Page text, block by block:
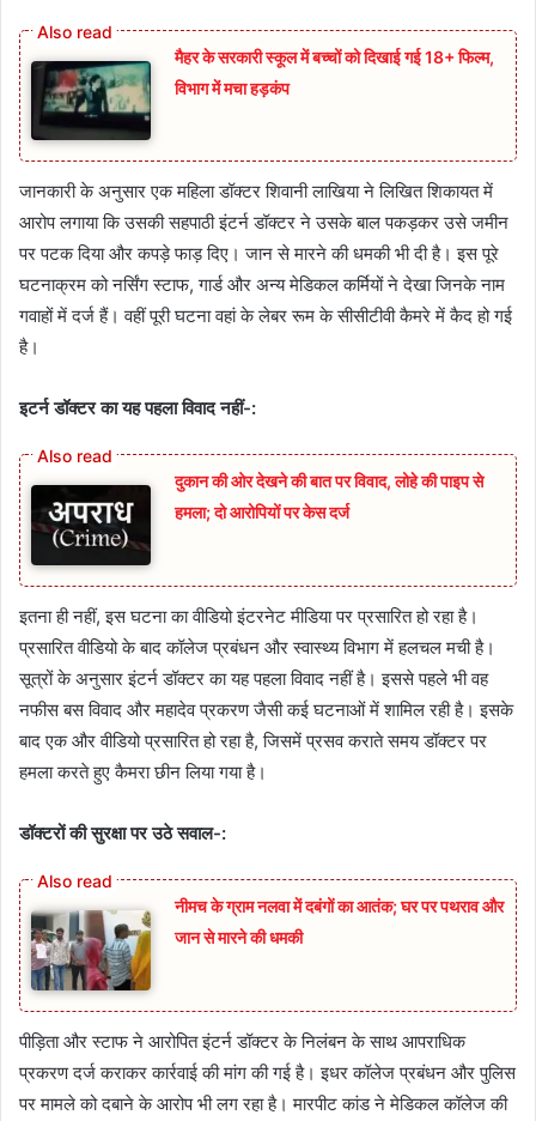
मैहर के सरकारी स्कूल में बच्चों को दिखाई गई 18+ फिल्म,
विभाग में मचा हड़कंप
जानकारी के अनुसार एक महिला डॉक्टर शिवानी लाखिया ने लिखित शिकायत में
आरोप लगाया कि उसकी सहपाठी इंटर्न डॉक्टर ने उसके बाल पकड़कर उसे जमीन
पर पटक दिया और कपड़े फाड़ दिए। जान से मारने की धमकी भी दी है। इस पूरे
घटनाक्रम को नर्सिंग स्टाफ, गार्ड और अन्य मेडिकल कर्मियों ने देखा जिनके नाम
गवाहों में दर्ज हैं। वहीं पूरी घटना वहां के लेबर रूम के सीसीटीवी कैमरे में कैद हो गई
है।
इटर्न डॉक्टर का यह पहला विवाद नहीं-:
दुकान की ओर देखने की बात पर विवाद, लोहे की पाइप से
हमला; दो आरोपियों पर केस दर्ज
इतना ही नहीं, इस घटना का वीडियो इंटरनेट मीडिया पर प्रसारित हो रहा है।
प्रसारित वीडियो के बाद कॉलेज प्रबंधन और स्वास्थ्य विभाग में हलचल मची है।
सूत्रों के अनुसार इंटर्न डॉक्टर का यह पहला विवाद नहीं है। इससे पहले भी वह
नफीस बस विवाद और महादेव प्रकरण जैसी कई घटनाओं में शामिल रही है। इसके
बाद एक और वीडियो प्रसारित हो रहा है, जिसमें प्रसव कराते समय डॉक्टर पर
हमला करते हुए कैमरा छीन लिया गया है।
डॉक्टरों की सुरक्षा पर उठे सवाल-:
नीमच के ग्राम नलवा में दबंगों का आतंक; घर पर पथराव और
जान से मारने की धमकी
पीड़िता और स्टाफ ने आरोपित इंटर्न डॉक्टर के निलंबन के साथ आपराधिक
प्रकरण दर्ज कराकर कार्रवाई की मांग की गई है। इधर कॉलेज प्रबंधन और पुलिस
पर मामले को दबाने के आरोप भी लग रहा है। मारपीट कांड ने मेडिकल कॉलेज की